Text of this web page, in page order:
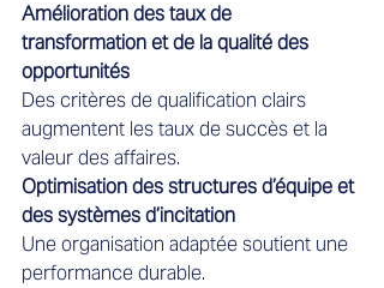
Amélioration des taux de
transformation et de la qualité des
opportunités
Des critères de qualification clairs
augmentent les taux de succès et la
valeur des affaires.
Optimisation des structures d’équipe et
des systèmes d’incitation
Une organisation adaptée soutient une
performance durable.